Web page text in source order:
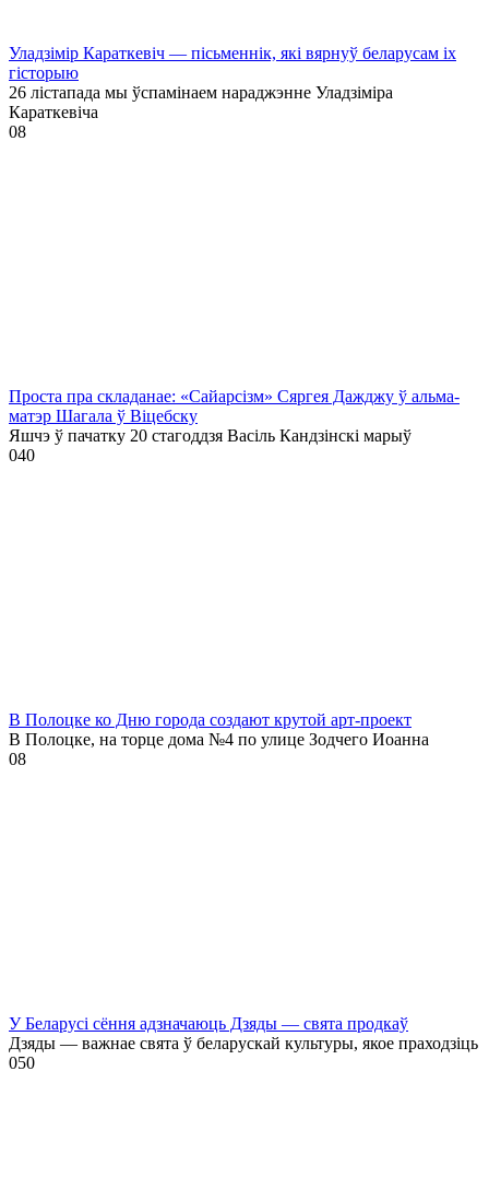
Уладзімір Караткевіч — пісьменнік, які вярнуў беларусам іх
гісторыю
26 лістапада мы ўспамінаем нараджэнне Уладзіміра
Караткевіча
08
Проста пра складанае: «Сайарсізм» Сяргея Дажджу ў альма-
матэр Шагала ў Віцебску
Яшчэ ў пачатку 20 стагоддзя Васіль Кандзінскі марыў
040
В Полоцке ко Дню города создают крутой арт-проект
В Полоцке, на торце дома №4 по улице Зодчего Иоанна
08
У Беларусі сёння адзначаюць Дзяды — свята продкаў
Дзяды — важнае свята ў беларускай культуры, якое праходзіць
050